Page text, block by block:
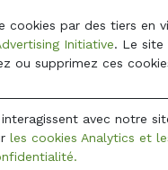
cookies par des tiers en
Initiative. Le site
ou supprimez ces
avec notre
les cookies Analytics et